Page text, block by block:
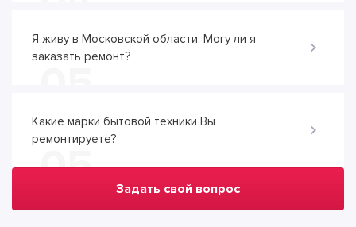
Я живу в Московской области. Могу ли я
заказать ремонт?
Какие марки бытовой техники Вы
ремонтируете?
05 Задать свой вопрос